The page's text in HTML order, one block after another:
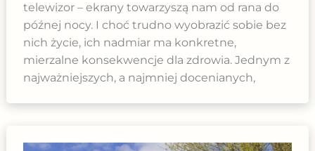
telewizor – ekrany towarzyszą nam od rana do
późnej nocy. I choć trudno wyobrazić sobie bez
nich życie, ich nadmiar ma konkretne,
mierzalne konsekwencje dla zdrowia. Jednym z
najważniejszych, a najmniej docenianych,